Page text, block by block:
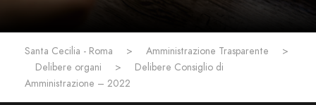
Santa Cecilia - Roma > Amministrazione Trasparente
>
Delibere organi
>
Delibere Consiglio di
Amministrazione – 2022